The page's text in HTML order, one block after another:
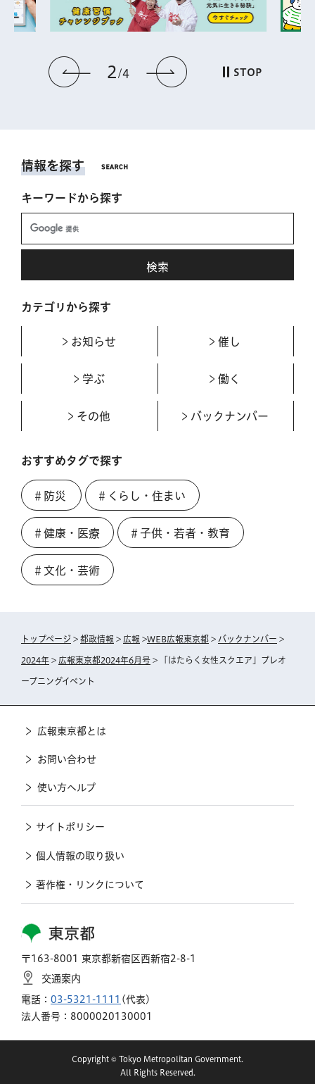
前のスライドを表示
2 4 次のスライドを表
STOP
情報を探す
キーワードから探す
カテゴリから探す
お知らせ 催し
学ぶ 働く
その他 バックナンバー
おすすめタグで探す
＃防災 ＃くらし・住まい
＃健康・医療 ＃子供・若者・教育
＃文化・芸術
トップページ > 都政情報 > 広報 >WEB広報東京都 > バックナンバー >
2024年 > 広報東京都2024年6月号 > 「はたらく女性スクエア」プレオ
ープニングイベント
東京都
〒163-8001 東京都新宿区西新宿2-8-1
交通案内
電話： 03-5321-1111 (代表)
法人番号：8000020130001
広報東京都とは
お問い合わせ
使い方ヘルプ
サイトポリシー
個人情報の取り扱い
著作権・リンクについて
Copyright © Tokyo Metropolitan Government.
All Rights Reserved.